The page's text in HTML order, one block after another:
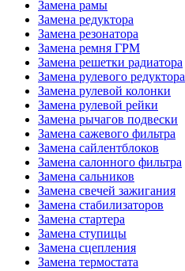
Замена рамы
Замена редуктора
Замена резонатора
Замена ремня ГРМ
Замена решетки радиатора
Замена рулевого редуктора
Замена рулевой колонки
Замена рулевой рейки
Замена рычагов подвески
Замена сажевого фильтра
Замена сайлентблоков
Замена салонного фильтра
Замена сальников
Замена свечей зажигания
Замена стабилизаторов
Замена стартера
Замена ступицы
Замена сцепления
Замена термостата